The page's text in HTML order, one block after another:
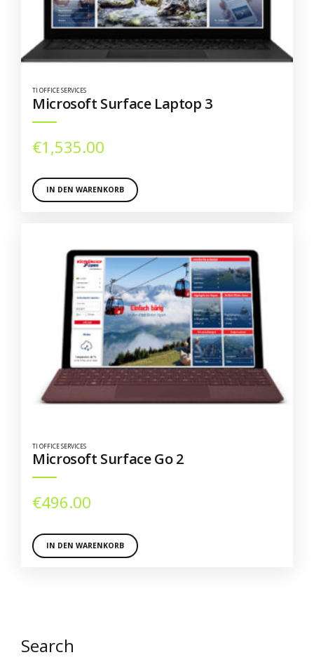
TI OFFICE SERVICES
Microsoft Surface Laptop 3
€1,535.00
IN DEN WARENKORB
TI OFFICE SERVICES
Microsoft Surface Go 2
€496.00
IN DEN WARENKORB
Search